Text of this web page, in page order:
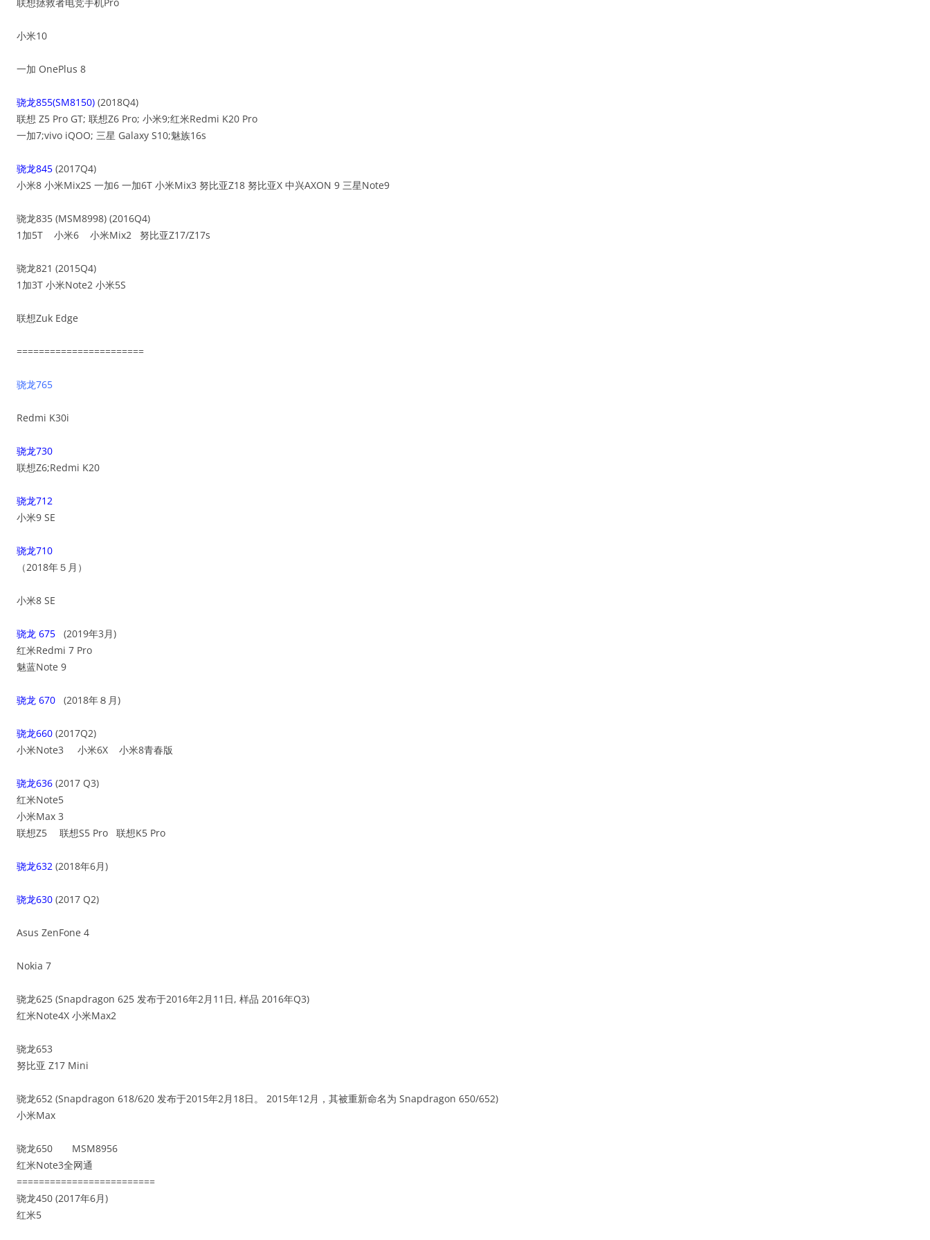
小米10
一加 OnePlus 8
骁龙855(SM8150) (2018Q4)
联想 Z5 Pro GT; 联想Z6 Pro; 小米9;红米Redmi K20 Pro
一加7;vivo iQOO; 三星 Galaxy S10;魅族16s
骁龙845 (2017Q4)
小米8 小米Mix2S 一加6 一加6T 小米Mix3 努比亚Z18 努比亚X 中兴AXON 9 三星Note9
骁龙835 (MSM8998) (2016Q4)
1加5T 小米6 小米Mix2 努比亚Z17/Z17s
骁龙821 (2015Q4)
1加3T 小米Note2 小米5S
联想Zuk Edge
=======================
骁龙765
Redmi K30i
骁龙730
联想Z6;Redmi K20
骁龙712
小米9 SE
骁龙710
（2018年５月）
小米8 SE
骁龙 675 (2019年3月)
红米Redmi 7 Pro
魅蓝Note 9
骁龙 670 (2018年８月)
骁龙660 (2017Q2)
小米Note3 小米6X 小米8青春版
骁龙636 (2017 Q3)
红米Note5
小米Max 3
联想Z5 联想S5 Pro 联想K5 Pro
骁龙632 (2018年6月)
骁龙630 (2017 Q2)
Asus ZenFone 4
Nokia 7
骁龙625 (Snapdragon 625 发布于2016年2月11日, 样品 2016年Q3)
红米Note4X 小米Max2
骁龙653
努比亚 Z17 Mini
骁龙652 (Snapdragon 618/620 发布于2015年2月18日。 2015年12月，其被重新命名为 Snapdragon 650/652)
小米Max
骁龙650 MSM8956
红米Note3全网通
=========================
骁龙450 (2017年6月)
红米5